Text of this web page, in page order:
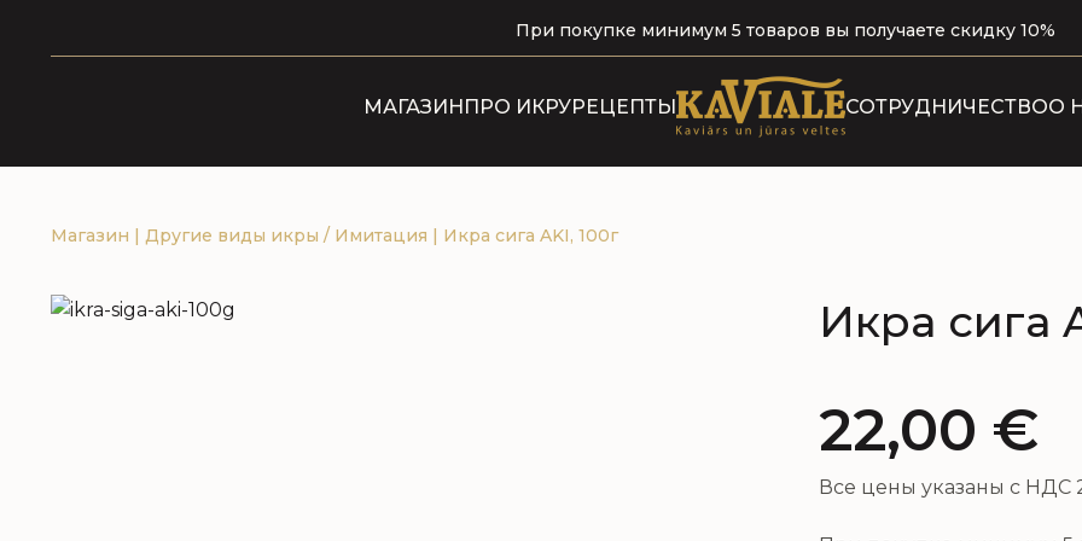
При покупке минимум 5 товаров вы получаете скидку 10%
МАГАЗИНПРО ИКРУРЕЦЕПТЫ СОТРУДНИЧЕСТВОО
Магазин | Другие виды икры / Имитация | Икра сига AKI, 100г
Икра сига
22,00 €
Все цены указаны с НДС